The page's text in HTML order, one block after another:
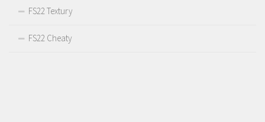
FS22 Textury
FS22 Cheaty